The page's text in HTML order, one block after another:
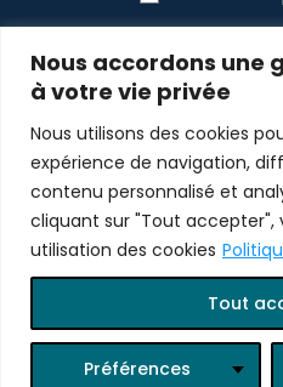
Nous accordons une
à votre vie privée
Nous utilisons des cookies
expérience de navigation,
contenu personnalisé et
cliquant sur "Tout accepter",
utilisation des cookies
Préférences
Tout
© 2026 Tous
Design :
Programmation :